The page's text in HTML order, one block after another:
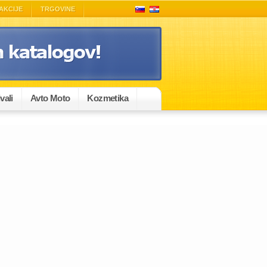
TRGOVINE
Avto Moto Kozmetika